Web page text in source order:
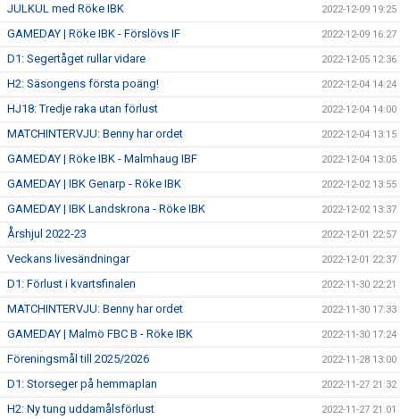
JULKUL med Röke IBK 2022-12-09 19:25
GAMEDAY | Röke IBK - Förslövs IF 2022-12-09 16:27
D1: Segertåget rullar vidare 2022-12-05 12:36
H2: Säsongens första poäng! 2022-12-04 14:24
HJ18: Tredje raka utan förlust 2022-12-04 14:00
MATCHINTERVJU: Benny har ordet 2022-12-04 13:15
GAMEDAY | Röke IBK - Malmhaug IBF 2022-12-04 13:05
GAMEDAY | IBK Genarp - Röke IBK 2022-12-02 13:55
GAMEDAY | IBK Landskrona - Röke IBK 2022-12-02 13:37
Årshjul 2022-23 2022-12-01 22:57
Veckans livesändningar 2022-12-01 22:37
D1: Förlust i kvartsfinalen 2022-11-30 22:21
MATCHINTERVJU: Benny har ordet 2022-11-30 17:33
GAMEDAY | Malmö FBC B - Röke IBK 2022-11-30 17:24
Föreningsmål till 2025/2026 2022-11-28 13:00
D1: Storseger på hemmaplan 2022-11-27 21:32
H2: Ny tung uddamålsförlust 2022-11-27 21:01